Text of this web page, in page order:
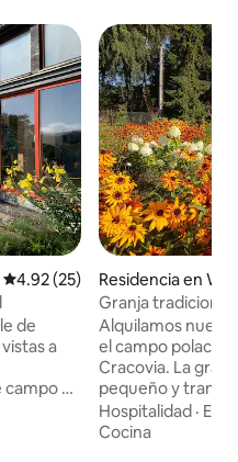
Calificación promedio: 4.92 de
4.92 (25)
de
a
es
Residencia en
Granja tradicional
Alquilamos
el campo polaco
Cracovia. La
pequeño y
naturaleza
hermoso jardín
Hospitalidad ·
Cocina